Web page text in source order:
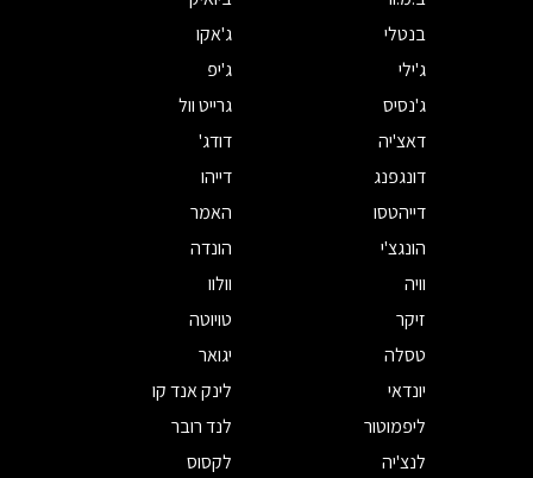
בנטלי
ג'אקו
ג'ילי
ג'יפ
ג'נסיס
גרייט וול
דאצ'יה
דודג'
דונגפנג
דייהו
דייהטסו
האמר
הונגצ'י
הונדה
וויה
וולוו
זיקר
טויוטה
טסלה
יגואר
יונדאי
לינק אנד קו
ליפמוטור
לנד רובר
לנצ'יה
לקסוס